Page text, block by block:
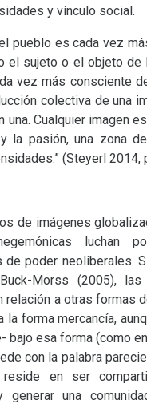
y vínculo social.
pueblo es cada vez
el sujeto o el objeto de
vez más consciente
colectiva de una
una. Cualquier imagen
la pasión, una zona
(Steyerl 2014,
de imágenes
luchan
de poder neoliberales.
Morss (2005),
relación a otras formas
la forma mercancía,
bajo esa forma (como
con la palabra
en ser
generar una